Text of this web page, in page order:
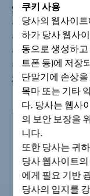
쿠키 사용
당사의 웹사이
하가 당사 웹사
동으로 생성하
트폰 등)에 저장
단말기에 손상
목마 또는 기타
다. 당사는 웹사
의 보안 보장을
니다.
또한 당사는 귀
당사 웹사이트
에게 필요 기반
당사의 입지를
자료실
시공사례
회사
고객지원
Schöck Combar®(복
섬유 복합 자재에
성을 갖고 시너지
성은 특수한 섬유
첨가제 및 바인더
제조될 수 있습니